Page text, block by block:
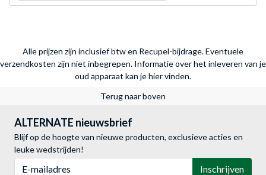
Alle prijzen zijn inclusief btw en Recupel-bijdrage. Eventuele
verzendkosten zijn niet inbegrepen. Informatie over het inleveren van je
oud apparaat kan je hier vinden.
Terug naar boven
ALTERNATE nieuwsbrief
Blijf op de hoogte van nieuwe producten, exclusieve acties en
leuke wedstrijden!
Inschrijven